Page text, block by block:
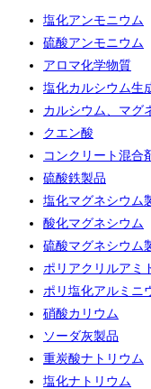
塩化アンモニウム
硫酸アンモニウム
アロマ化学物質
塩化カルシウム生
カルシウム、マグ
クエン酸
コンクリート混合
硫酸鉄製品
塩化マグネシウム
酸化マグネシウム
硫酸マグネシウム
ポリアクリルアミ
ポリ塩化アルミニ
硝酸カリウム
ソーダ灰製品
重炭酸ナトリウム
塩化ナトリウム